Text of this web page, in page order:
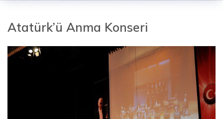
Atatürk’ü Anma Konseri